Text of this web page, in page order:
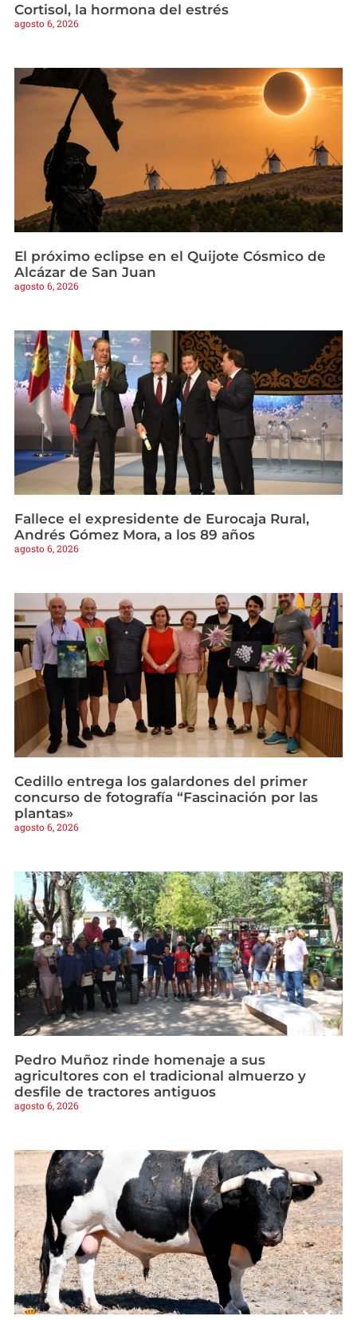
Cortisol, la hormona del estrés
agosto 6, 2026
El próximo eclipse en el Quijote Cósmico de
Alcázar de San Juan
agosto 6, 2026
Fallece el expresidente de Eurocaja Rural,
Andrés Gómez Mora, a los 89 años
agosto 6, 2026
Cedillo entrega los galardones del primer
concurso de fotografía “Fascinación por las
plantas»
agosto 6, 2026
Pedro Muñoz rinde homenaje a sus
agricultores con el tradicional almuerzo y
desfile de tractores antiguos
agosto 6, 2026